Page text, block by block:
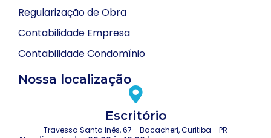
Regularização de Obra
Contabilidade Empresa
Contabilidade Condomínio
Nossa localização
Escritório
Travessa Santa Inês, 67 - Bacacheri, Curitiba - PR